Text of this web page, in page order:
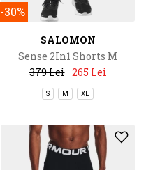
-30%
SALOMON
Sense 2In1 Shorts M
379 Lei 265 Lei
S M XL